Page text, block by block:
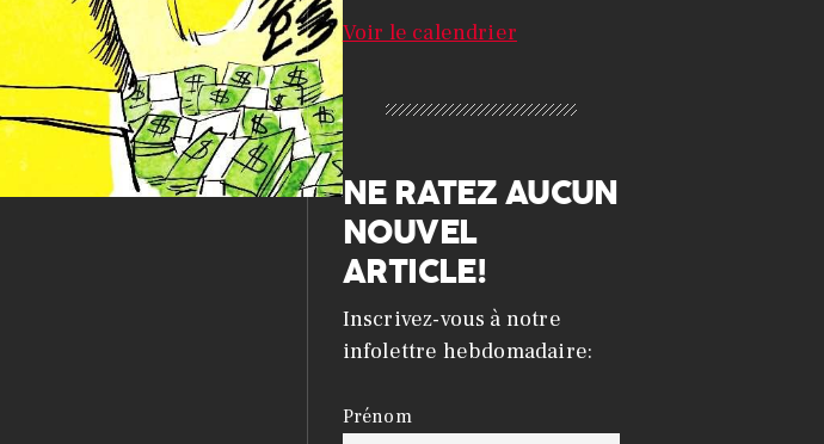
Voir le calendrier
NE RATEZ AUCUN
NOUVEL
ARTICLE!
Inscrivez-vous à notre
infolettre hebdomadaire:
Prénom